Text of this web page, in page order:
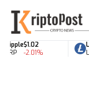
Ripple
XRP
$1.02
-2.01%